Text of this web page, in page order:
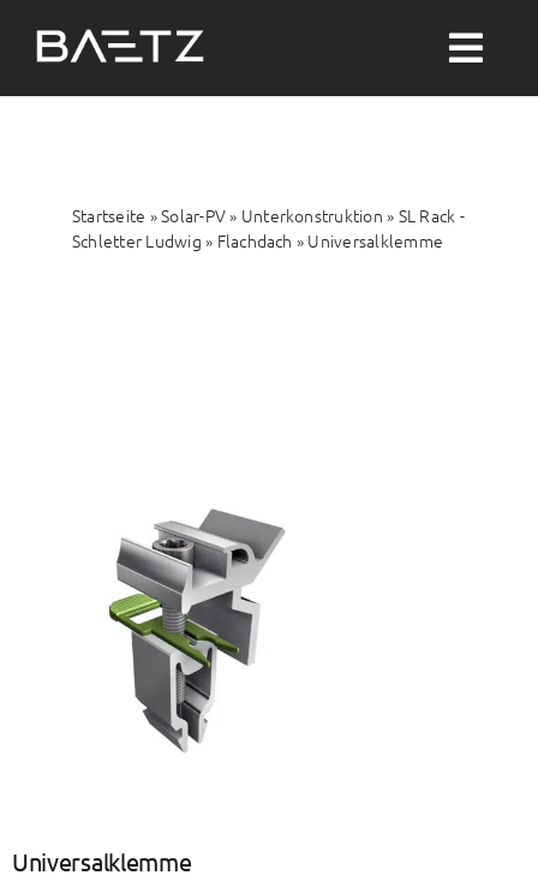
Inhalt
springen
Solar-PV
BAETZ Energy
Mein Konto
Startseite »Solar-PV» Unterkonstruktion » SL Rack -
Schletter Ludwig » Flachdach » Universalklemme
Universalklemme